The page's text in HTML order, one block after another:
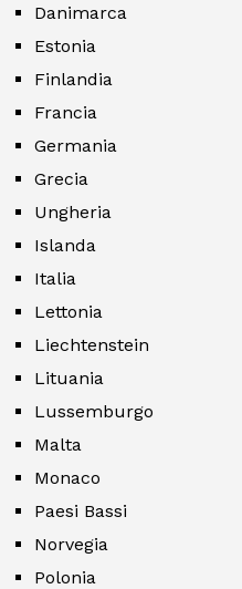
Danimarca
Estonia
Finlandia
Francia
Germania
Grecia
Ungheria
Islanda
Italia
Lettonia
Liechtenstein
Lituania
Lussemburgo
Malta
Monaco
Paesi Bassi
Norvegia
Polonia